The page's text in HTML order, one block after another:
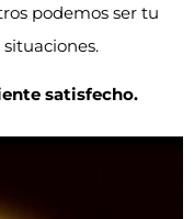
podemos ser tu
satisfecho.